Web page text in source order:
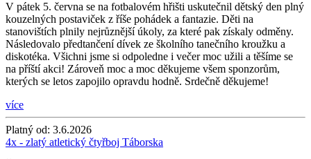
V pátek 5. června se na fotbalovém hřišti uskutečnil dětský den plný
kouzelných postaviček z říše pohádek a fantazie. Děti na
stanovištích plnily nejrůznější úkoly, za které pak získaly odměny.
Následovalo předtančení dívek ze školního tanečního kroužku a
diskotéka. Všichni jsme si odpoledne i večer moc užili a těšíme se
na příští akci! Zároveň moc a moc děkujeme všem sponzorům,
kterých se letos zapojilo opravdu hodně. Srdečně děkujeme!
více
Platný od: 3.6.2026
4x - zlatý atletický čtyřboj Táborska